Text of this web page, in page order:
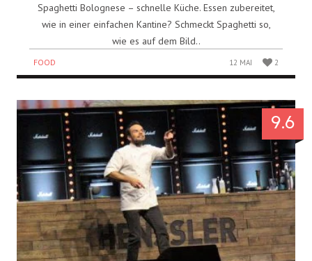
Spaghetti Bolognese – schnelle Küche. Essen zubereitet,
wie in einer einfachen Kantine? Schmeckt Spaghetti so,
wie es auf dem Bild..
FOOD 12 MAI 2
9.6